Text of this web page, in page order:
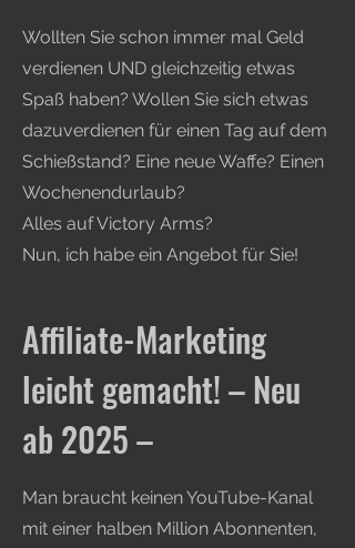
Wollten Sie schon immer mal Geld
verdienen UND gleichzeitig etwas
Spaß haben? Wollen Sie sich etwas
dazuverdienen für einen Tag auf dem
Schießstand? Eine neue Waffe? Einen
Wochenendurlaub?
Alles auf Victory Arms?
Nun, ich habe ein Angebot für Sie!
Affiliate-Marketing
leicht gemacht! – Neu
ab 2025 –
Man braucht keinen YouTube-Kanal
mit einer halben Million Abonnenten,